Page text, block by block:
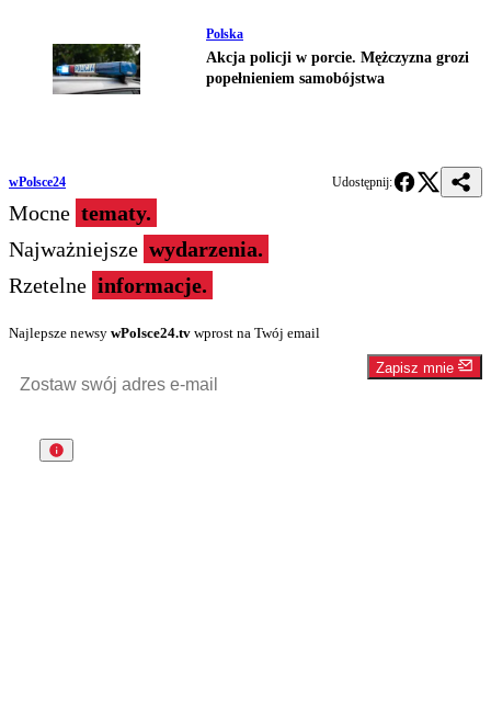
Polska
Akcja policji w porcie. Mężczyzna grozi
popełnieniem samobójstwa
wPolsce24 Udostępnij:
Mocne tematy.
Najważniejsze wydarzenia.
Rzetelne informacje.
Najlepsze newsy wPolsce24.tv wprost na Twój email
Zapisz mnie